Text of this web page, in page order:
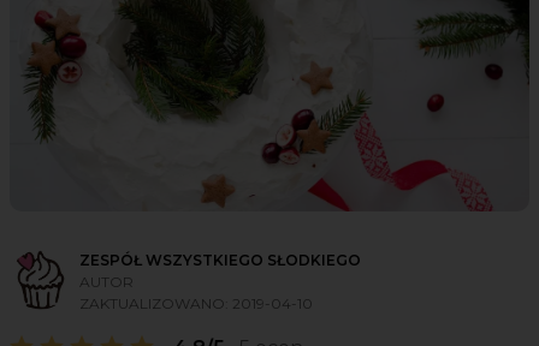
ZESPÓŁ WSZYSTKIEGO SŁODKIEGO
AUTOR
ZAKTUALIZOWANO: 2019-04-10